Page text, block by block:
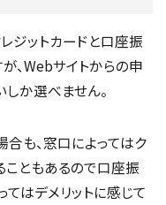
ジットカードと口座振
、Webサイトからの申
か選べません。
も、窓口によってはク
こともあるので口座振
はデメリットに感じて